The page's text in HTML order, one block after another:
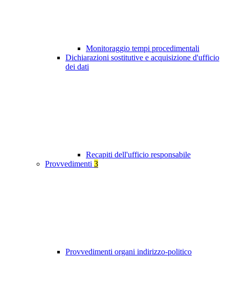
Monitoraggio tempi procedimentali
Dichiarazioni sostitutive e acquisizione d'ufficio
dei dati
Recapiti dell'ufficio responsabile
Provvedimenti 3
Provvedimenti organi indirizzo-politico